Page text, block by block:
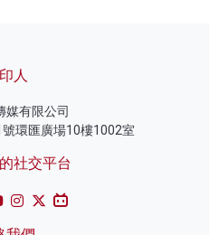
人
媒有限公司
環匯廣場10樓1002室
社交平台